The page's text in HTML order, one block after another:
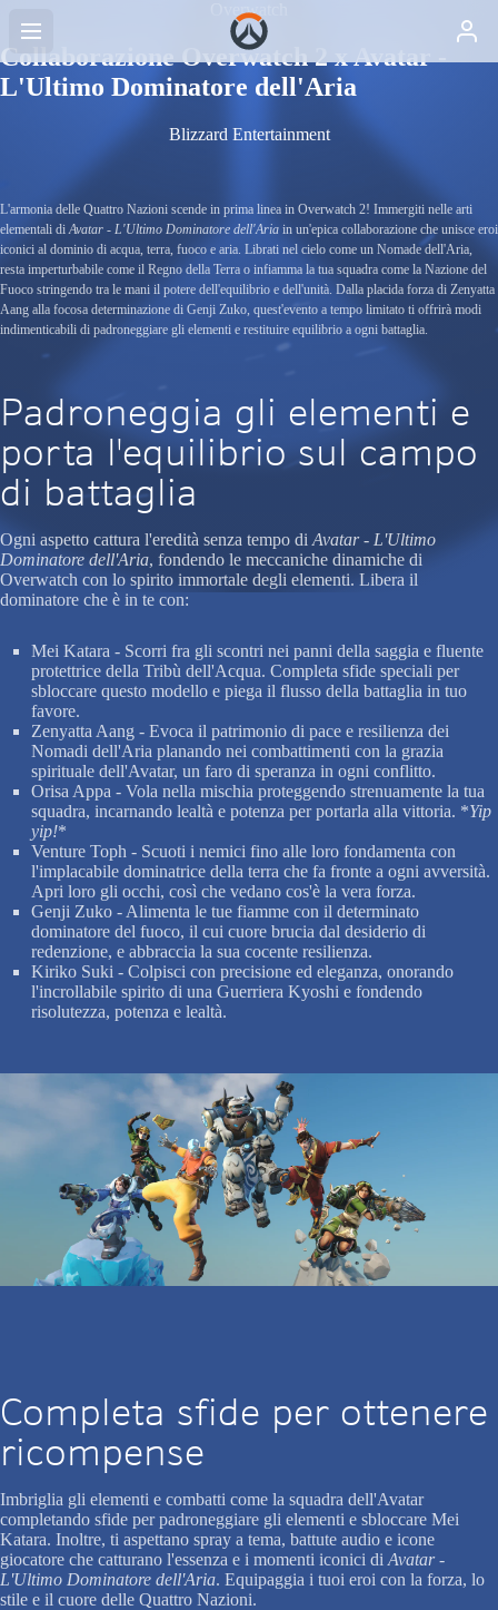
Overwatch
Collaborazione Overwatch 2 x Avatar -
L'Ultimo Dominatore dell'Aria
Blizzard Entertainment
L'armonia delle Quattro Nazioni scende in prima linea in Overwatch 2! Immergiti nelle arti
elementali diAvatar - L'Ultimo Dominatore dell'Aria in un'epica collaborazione che unisce eroi
iconici al dominio di acqua, terra, fuoco e aria. Librati nel cielo come un Nomade dell'Aria,
resta imperturbabile come il Regno della Terra o infiamma la tua squadra come la Nazione del
Fuoco stringendo tra le mani il potere dell'equilibrio e dell'unità. Dalla placida forza di Zenyatta
Aang alla focosa determinazione di Genji Zuko, quest'evento a tempo limitato ti offrirà modi
indimenticabili di padroneggiare gli elementi e restituire equilibrio a ogni battaglia.
Padroneggia gli elementi e
porta l'equilibrio sul campo
di battaglia
Ogni aspetto cattura l'eredità senza tempo diAvatar - L'Ultimo
Dominatore dell'Aria, fondendo le meccaniche dinamiche di
Overwatch con lo spirito immortale degli elementi. Libera il
dominatore che è in te con:
Mei Katara - Scorri fra gli scontri nei panni della saggia e fluente
protettrice della Tribù dell'Acqua. Completa sfide speciali per
sbloccare questo modello e piega il flusso della battaglia in tuo
favore.
Zenyatta Aang - Evoca il patrimonio di pace e resilienza dei
Nomadi dell'Aria planando nei combattimenti con la grazia
spirituale dell'Avatar, un faro di speranza in ogni conflitto.
Orisa Appa - Vola nella mischia proteggendo strenuamente la tua
squadra, incarnando lealtà e potenza per portarla alla vittoria. *Yip
yip!*
Venture Toph - Scuoti i nemici fino alle loro fondamenta con
l'implacabile dominatrice della terra che fa fronte a ogni avversità.
Apri loro gli occhi, così che vedano cos'è la vera forza.
Genji Zuko - Alimenta le tue fiamme con il determinato
dominatore del fuoco, il cui cuore brucia dal desiderio di
redenzione, e abbraccia la sua cocente resilienza.
Kiriko Suki - Colpisci con precisione ed eleganza, onorando
l'incrollabile spirito di una Guerriera Kyoshi e fondendo
risolutezza, potenza e lealtà.
Completa sfide per ottenere
ricompense
Imbriglia gli elementi e combatti come la squadra dell'Avatar
completando sfide per padroneggiare gli elementi e sbloccare Mei
Katara. Inoltre, ti aspettano spray a tema, battute audio e icone
giocatore che catturano l'essenza e i momenti iconici di Avatar -
L'Ultimo Dominatore dell'Aria. Equipaggia i tuoi eroi con la forza, lo
stile e il cuore delle Quattro Nazioni.